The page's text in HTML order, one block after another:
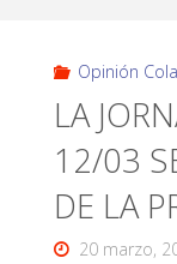
Opinión
LA
12/03
DE LA
20 marzo,